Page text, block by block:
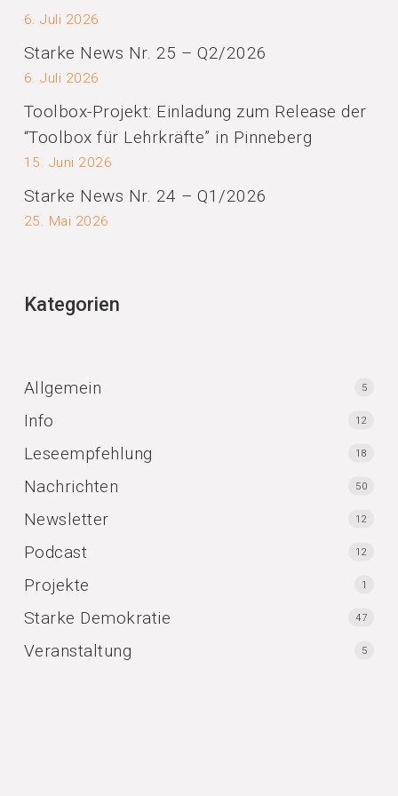
6. Juli 2026
Starke News Nr. 25 – Q2/2026
6. Juli 2026
Toolbox-Projekt: Einladung zum Release der
“Toolbox für Lehrkräfte” in Pinneberg
15. Juni 2026
Starke News Nr. 24 – Q1/2026
25. Mai 2026
Kategorien
Allgemein 5
Info 12
Leseempfehlung 18
Nachrichten 50
Newsletter 12
Podcast 12
Projekte 1
Starke Demokratie 47
Veranstaltung 5